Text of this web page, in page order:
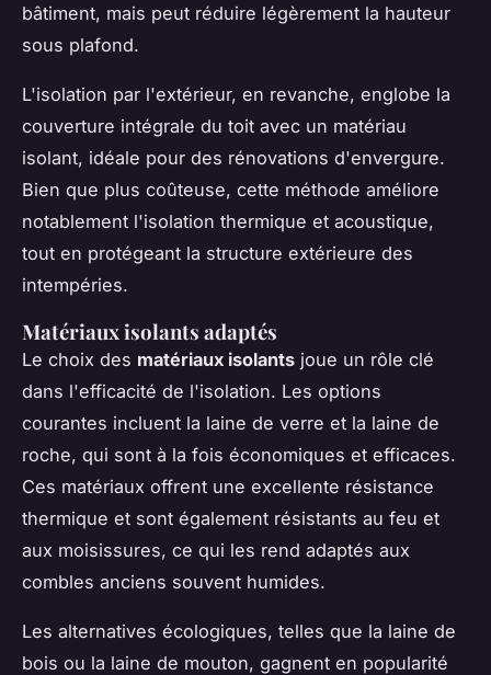
bâtiment, mais peut réduire légèrement la hauteur
sous plafond.
L'isolation par l'extérieur, en revanche, englobe la
couverture intégrale du toit avec un matériau
isolant, idéale pour des rénovations d'envergure.
Bien que plus coûteuse, cette méthode améliore
notablement l'isolation thermique et acoustique,
tout en protégeant la structure extérieure des
intempéries.
Matériaux isolants adaptés
Le choix des matériaux isolants joue un rôle clé
dans l'efficacité de l'isolation. Les options
courantes incluent la laine de verre et la laine de
roche, qui sont à la fois économiques et efficaces.
Ces matériaux offrent une excellente résistance
thermique et sont également résistants au feu et
aux moisissures, ce qui les rend adaptés aux
combles anciens souvent humides.
Les alternatives écologiques, telles que la laine de
bois ou la laine de mouton, gagnent en popularité